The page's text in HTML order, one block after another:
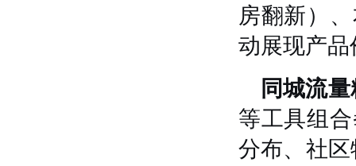
房翻新）
动展现产
同城流
等工具组
分布、社